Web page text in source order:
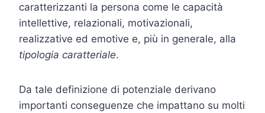
caratterizzanti la persona come le capacità
intellettive, relazionali, motivazionali,
realizzative ed emotive e, più in generale, alla
tipologia caratteriale.
Da tale definizione di potenziale derivano
importanti conseguenze che impattano su molti